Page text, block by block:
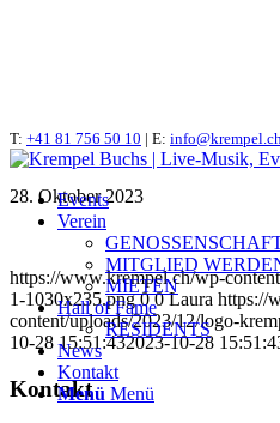
T: +41 81 756 50 10 | E:
Events
Verein
MITGLIED
MIETEN
Hall of Fame
RESIDENTS
News
Kontakt
Menü Menü
IMG_1560
28. Oktober 2023
https://www.krempel.ch/wp-
1-1030x235.png 0 0 Laura https://
content/uploads/2023/12/logo-
10-28 15:51:432023-10-28
Kontakt